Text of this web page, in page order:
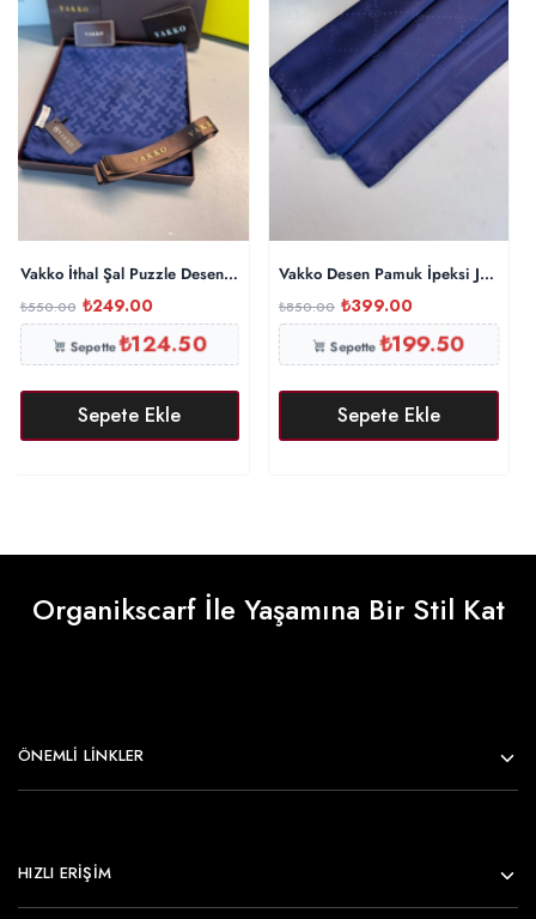
Vakko İthal Şal Puzzle Desen – Lacivert
₺550.00 ₺249.00
Sepette₺124.50
Sepete Ekle
Vakko Desen Pamuk İpeksi Jakar
₺850.00 ₺399.00
Sepette₺199.50
Sepete Ekle
Organikscarf İle Yaşamına Bir Stil Kat
ÖNEMLI LINKLER
HIZLI ERİŞİM